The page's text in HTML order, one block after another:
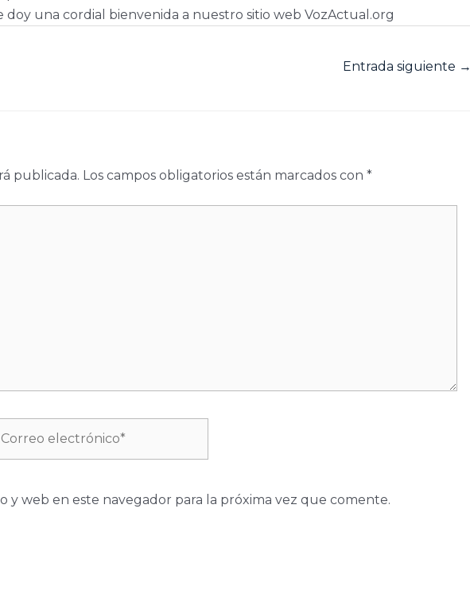
doy una cordial bienvenida a nuestro sitio web VozActual.org
Entrada siguiente →
publicada. Los campos obligatorios están marcados con *
y web en este navegador para la próxima vez que comente.